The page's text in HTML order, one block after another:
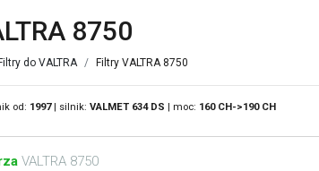
8750
Filtry do VALTRA Filtry VALTRA 8750
od: 1997| silnik: VALMET 634 DS | moc: 160 CH->190 CH
VALTRA 8750